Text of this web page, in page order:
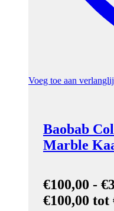
Voeg toe aan
Baobab
Marble
€100,00 - €
€100,00 tot